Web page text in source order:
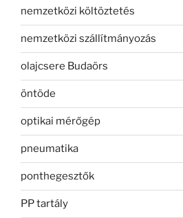
nemzetközi költöztetés
nemzetközi szállítmányozás
olajcsere Budaörs
öntöde
optikai mérőgép
pneumatika
ponthegesztők
PP tartály